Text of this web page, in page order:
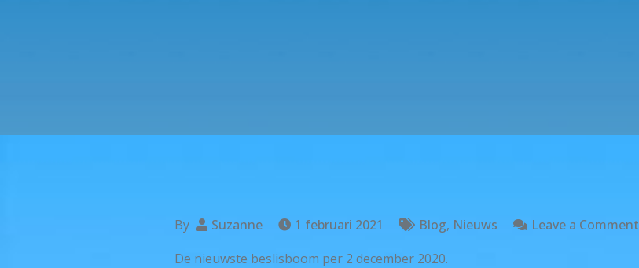
By Suzanne 1 februari 2021 Blog, Nieuws Leave a Comment
De nieuwste beslisboom per 2 december 2020.